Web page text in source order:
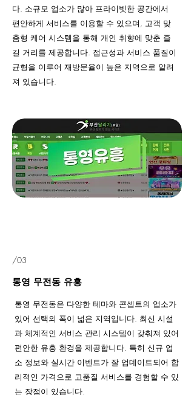
다. 소규모 업소가 많아 프라이빗한 공간에서
편안하게 서비스를 이용할 수 있으며, 고객 맞
춤형 케어 시스템을 통해 개인 취향에 맞춘 즐
길 거리를 제공합니다. 접근성과 서비스 품질이
균형을 이루어 재방문율이 높은 지역으로 알려
져 있습니다.
/03
통영 무전동 유흥
통영 무전동은 다양한 테마와 콘셉트의 업소가
있어 선택의 폭이 넓은 지역입니다. 최신 시설
과 체계적인 서비스 관리 시스템이 갖춰져 있어
편안한 유흥 환경을 제공합니다. 특히 신규 업
소 정보와 실시간 이벤트가 잘 업데이트되어 합
리적인 가격으로 고품질 서비스를 경험할 수 있
는 장점이 있습니다.